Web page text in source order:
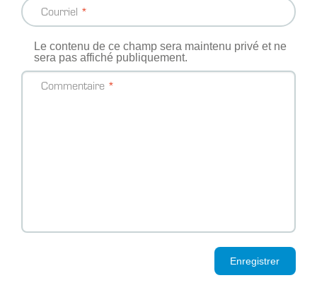
Courriel
Le contenu de ce champ sera maintenu privé et ne
sera pas affiché publiquement.
Commentaire
Enregistrer